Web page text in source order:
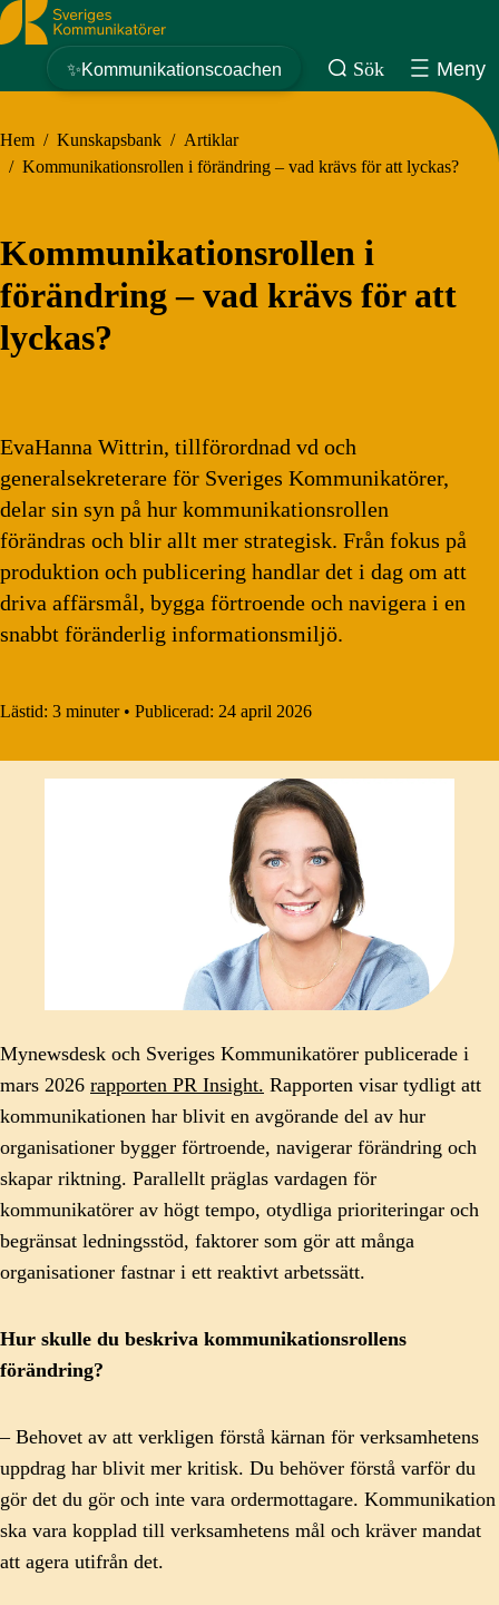
Sveriges Kommunikatörer
✨Kommunikationscoachen Sök Meny
Hem / Kunskapsbank / Artiklar
/ Kommunikationsrollen i förändring – vad krävs för att lyckas?
Kommunikationsrollen i
förändring – vad krävs för att
lyckas?
EvaHanna Wittrin, tillförordnad vd och
generalsekreterare för Sveriges Kommunikatörer,
delar sin syn på hur kommunikationsrollen
förändras och blir allt mer strategisk. Från fokus på
produktion och publicering handlar det i dag om att
driva affärsmål, bygga förtroende och navigera i en
snabbt föränderlig informationsmiljö.
Lästid: 3 minuter • Publicerad: 24 april 2026
Mynewsdesk och Sveriges Kommunikatörer publicerade i
mars 2026 rapporten PR Insight. Rapporten visar tydligt att
kommunikationen har blivit en avgörande del av hur
organisationer bygger förtroende, navigerar förändring och
skapar riktning. Parallellt präglas vardagen för
kommunikatörer av högt tempo, otydliga prioriteringar och
begränsat ledningsstöd, faktorer som gör att många
organisationer fastnar i ett reaktivt arbetssätt.
Hur skulle du beskriva kommunikationsrollens
förändring?
– Behovet av att verkligen förstå kärnan för verksamhetens
uppdrag har blivit mer kritisk. Du behöver förstå varför du
gör det du gör och inte vara ordermottagare. Kommunikation
ska vara kopplad till verksamhetens mål och kräver mandat
att agera utifrån det.